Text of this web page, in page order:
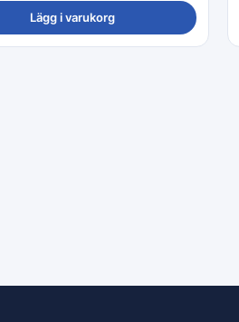
Lägg i varukorg